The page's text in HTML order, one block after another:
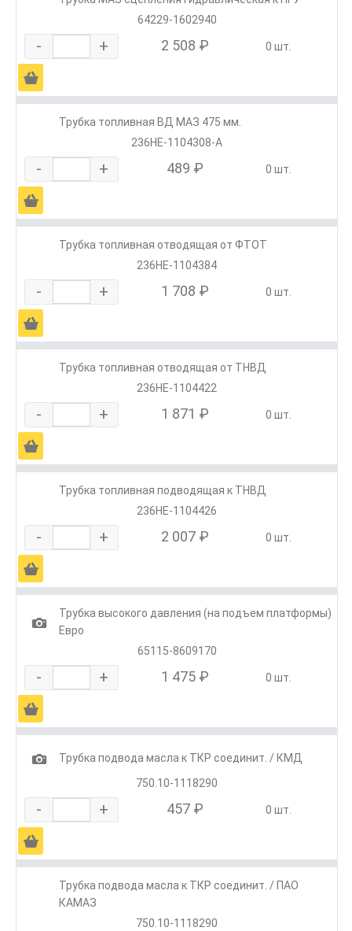
64229-1602940
- + 2 508 ₽ 0 шт.
Ä
Трубка топливная ВД МАЗ 475 мм.
236НЕ-1104308-А
- + 489 ₽ 0 шт.
Ä
Трубка топливная отводящая от ФТОТ
236НЕ-1104384
- + 1 708 ₽ 0 шт.
Ä
Трубка топливная отводящая от ТНВД
236НЕ-1104422
- + 1 871 ₽ 0 шт.
Ä
Трубка топливная подводящая к ТНВД
236НЕ-1104426
- + 2 007 ₽ 0 шт.
Ä
1
Трубка высокого давления (на подъем платформы)
Евро
65115-8609170
- + 1 475 ₽ 0 шт.
Ä
1
Трубка подвода масла к ТКР соединит. / КМД
750.10-1118290
- + 457 ₽ 0 шт.
Ä
Трубка подвода масла к ТКР соединит. / ПАО
КАМАЗ
750.10-1118290